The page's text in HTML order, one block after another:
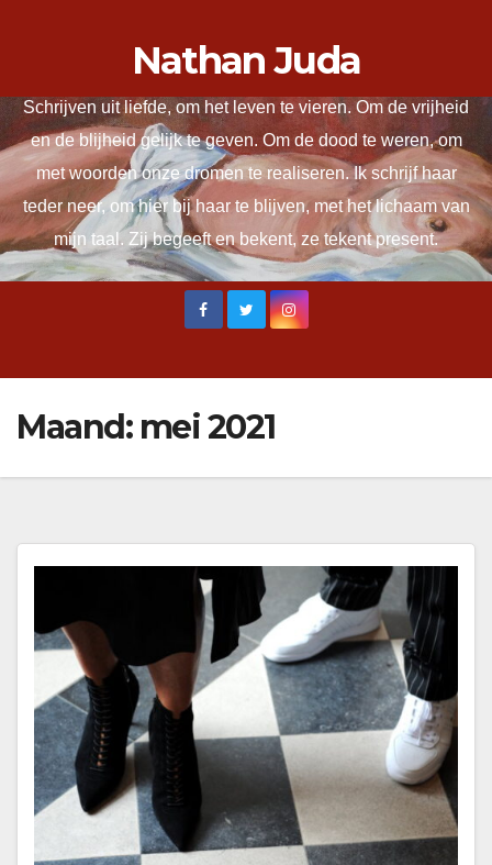
inhoud
Nathan Juda
Schrijven uit liefde, om het leven te vieren. Om de vrijheid
en de blijheid gelijk te geven. Om de dood te weren, om
met woorden onze dromen te realiseren. Ik schrijf haar
teder neer, om hier bij haar te blijven, met het lichaam van
mijn taal. Zij begeeft en bekent, ze tekent present.
Maand: mei 2021